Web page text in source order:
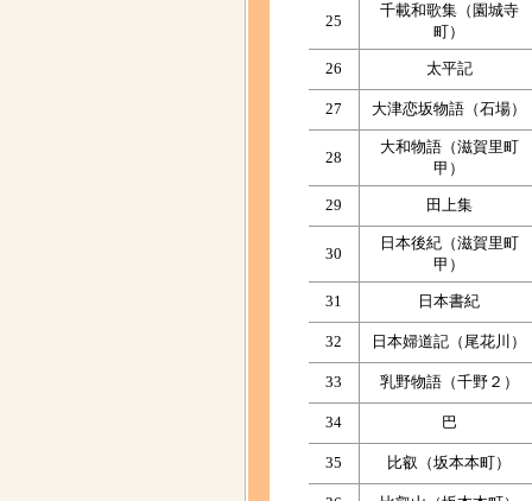
25
千載和歌集（園城寺
町）
26 太平記
27 大津恋坂物語（石場）
28
大和物語（滋賀里町
甲）
29 田上集
30
日本後紀（滋賀里町
甲）
31 日本書紀
32 日本婦道記（尾花川）
33 乳野物語（千野２）
34 巴
35 比叡（坂本本町）